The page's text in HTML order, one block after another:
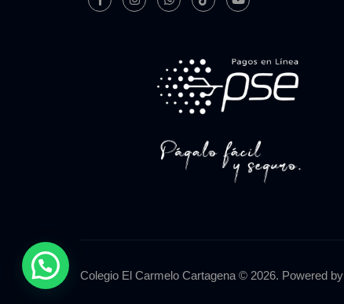
Colegio El Carmelo Cartagena © 2026. Powered by